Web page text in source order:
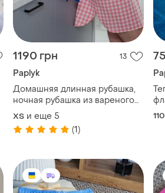
1190 грн 13
Paplyk
Домашняя длинная рубашка,
ночная рубашка из вареного
хлопка в клетку
ХS и еще 5
(1)
110